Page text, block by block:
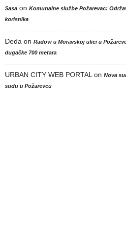
Sasa on Komunalne službe Požarevac:
korisnika
Deda on Radovi u Moravskoj ulici u
dugačke 700 metara
URBAN CITY WEB PORTAL on Nova
sudu u Požarevcu